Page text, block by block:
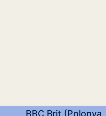
BBC Brit